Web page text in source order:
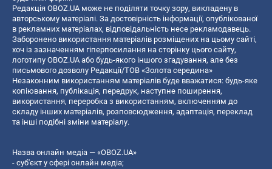
Редакція OBOZ.UA може не поділяти точку зору, викладену в
авторському матеріалі. За достовірність інформації, опублікованої
в рекламних матеріалах, відповідальність несе рекламодавець.
Заборонено використання матеріалів розміщених на цьому сайті,
хоч із зазначенням гіперпосилання на сторінку цього сайту,
логотипу OBOZ.UA або будь-якого іншого згадування, але без
письмового дозволу Редакції/ТОВ «Золота середина»
Незаконним використанням матеріалів буде вважатися: будь-яке
копiювання, публiкацiя, передрук, наступне поширення,
використання, переробка з використанням, включенням до
складу інших матеріалів, розповсюдження, адаптація, переклад
та інші подібні зміни матеріалу.
Назва онлайн медіа — «OBOZ.UA»
- суб'єкт у сфері онлайн медіа;